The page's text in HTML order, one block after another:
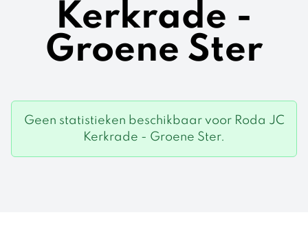
Kerkrade -
Groene Ster
Geen statistieken beschikbaar voor Roda JC
Kerkrade - Groene Ster.